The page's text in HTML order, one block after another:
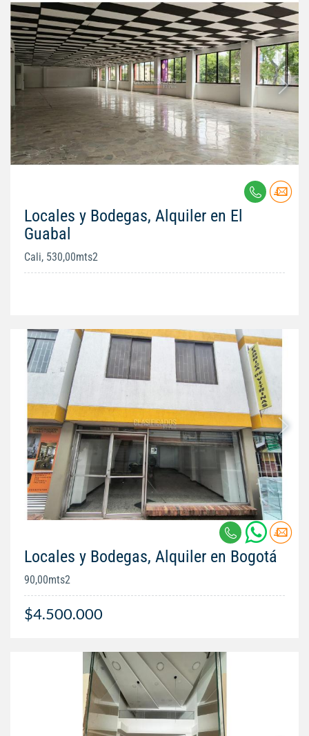
Locales y Bodegas, Alquiler en El
Guabal
Cali, 530,00mts2
Locales y Bodegas, Alquiler en Bogotá
90,00mts2
$4.500.000